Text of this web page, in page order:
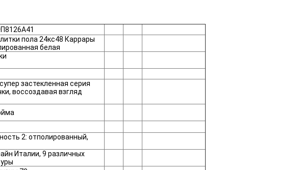
пола 24кс48 Каррары
белая
застекленная серия
воссоздавая взгляд
2: отполированный,
Италии, 9 различных